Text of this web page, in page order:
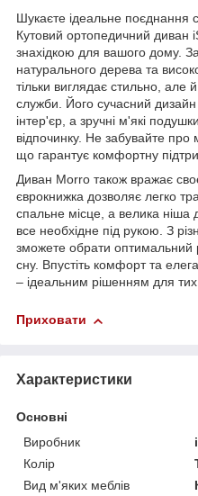
Шукаєте ідеальне поєднання
Кутовий ортопедичний
знахідкою для вашого дому.
натурального дерева та
тільки виглядає стильно, але
служби. Його сучасний
інтер'єр, а зручні м'які
відпочинку. Не забувайте
що гарантує комфортну
Диван Morro також вражає
єврокнижка дозволяє легко
спальне місце, а велика ніша
все необхідне під рукою. З
зможете обрати оптимальний
сну. Впустіть комфорт та
– ідеальним рішенням для тих,
Приховати
Характеристики
Основні
Виробник
Колір
Вид м'яких меблів